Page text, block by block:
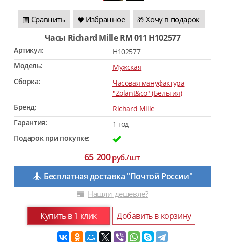
Сравнить Избранное 🎁 Хочу в подарок
Часы Richard Mille RM 011 H102577
Артикул:
H102577
Модель:
Мужская
Сборка:
Часовая мануфактура
"Zolant&co" (Бельгия)
Бренд:
Richard Mille
Гарантия:
1 год
Подарок при покупке:
65 200руб./шт
Бесплатная доставка "Почтой России"
Нашли дешевле?
Купить в 1 клик Добавить в корзину